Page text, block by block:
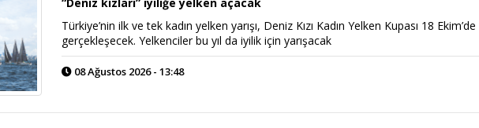
Türkiye’nin ilk ve tek kadın yelken yarışı, Deniz Kızı Kadın Yelken Kupası 18 Ekim’de
gerçekleşecek. Yelkenciler bu yıl da iyilik için yarışacak
08 Ağustos 2026 - 13:48